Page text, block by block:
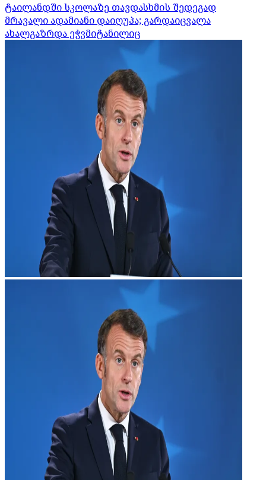
ტაილანდში სკოლაზე თავდასხმის შედეგად
მრავალი ადამიანი დაიღუპა; გარდაიცვალა
ახალგაზრდა ეჭვმიტანილიც